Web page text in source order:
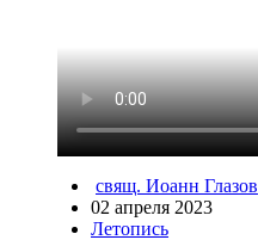
свящ. Иоанн Глазов
02 апреля 2023
Летопись